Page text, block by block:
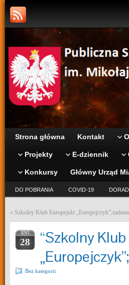
Strona główna Kontakt
Projekty E-dziennik
Konkursy Główny Urząd
DO POBRANIA COVID-19
« Szkolny Klub Europejski
KWI
28
“Szkolny
Bez kategorii